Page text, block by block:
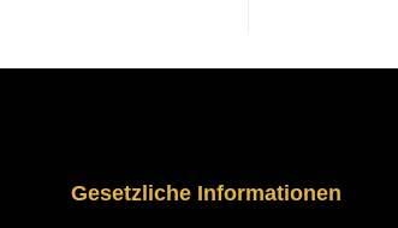
Gesetzliche Informationen